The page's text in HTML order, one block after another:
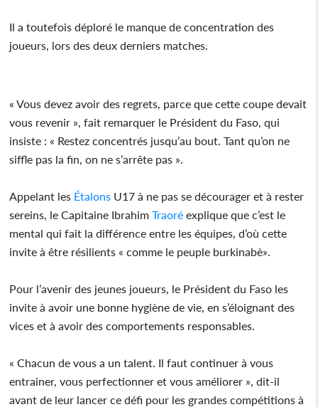
Il a toutefois déploré le manque de concentration des
joueurs, lors des deux derniers matches.
« Vous devez avoir des regrets, parce que cette coupe devait
vous revenir », fait remarquer le Président du Faso, qui
insiste : « Restez concentrés jusqu’au bout. Tant qu’on ne
siffle pas la fin, on ne s’arrête pas ».
Appelant les Étalons U17 à ne pas se décourager et à rester
sereins, le Capitaine IbrahimTraoré explique que c’est le
mental qui fait la différence entre les équipes, d’où cette
invite à être résilients « comme le peuple burkinabè».
Pour l’avenir des jeunes joueurs, le Président du Faso les
invite à avoir une bonne hygiène de vie, en s’éloignant des
vices et à avoir des comportements responsables.
« Chacun de vous a un talent. Il faut continuer à vous
entrainer, vous perfectionner et vous améliorer », dit-il
avant de leur lancer ce défi pour les grandes compétitions à